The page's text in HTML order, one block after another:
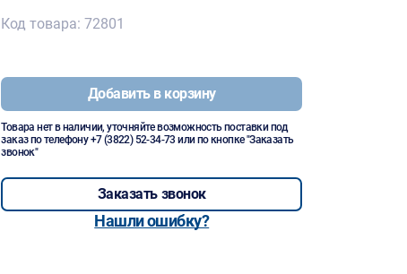
Код товара: 72801
Добавить в корзину
Товара нет в наличии, уточняйте возможность поставки под
заказ по телефону+7 (3822) 52-34-73 или по кнопке "Заказать
звонок"
Заказать звонок
Нашли ошибку?